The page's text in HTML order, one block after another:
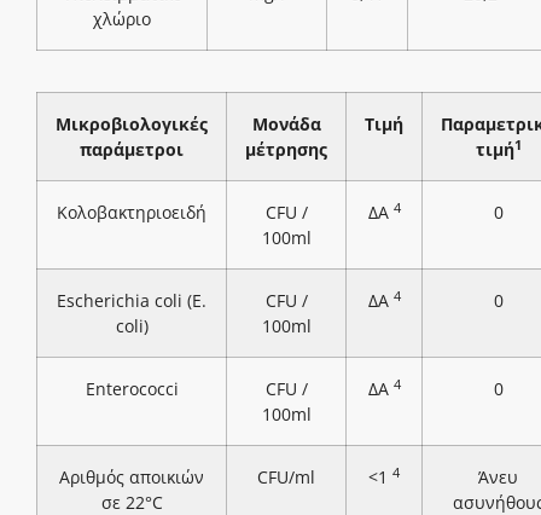
χλώριο
Μικροβιολογικές
παράμετροι
Μονάδα
μέτρησης
Τιμή
τιμή1
Κολοβακτηριοειδή
CFU /
100ml
ΔΑ 4 0
Escherichia coli (E.
coli)
CFU /
100ml
ΔΑ 4 0
Enterococci
CFU /
100ml
ΔΑ 4 0
Αριθμός αποικιών
σε 22°C
CFU/ml <1 4
Άνευ